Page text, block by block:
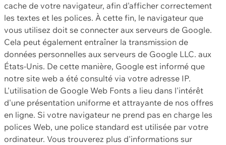
cache de votre navigateur, afin d'afficher correctement
les textes et les polices. À cette fin, le navigateur que
vous utilisez doit se connecter aux serveurs de Google.
Cela peut également entraîner la transmission de
données personnelles aux serveurs de Google LLC. aux
États-Unis. De cette manière, Google est informé que
notre site web a été consulté via votre adresse IP.
L'utilisation de Google Web Fonts a lieu dans l'intérêt
d'une présentation uniforme et attrayante de nos offres
en ligne. Si votre navigateur ne prend pas en charge les
polices Web, une police standard est utilisée par votre
ordinateur. Vous trouverez plus d'informations sur